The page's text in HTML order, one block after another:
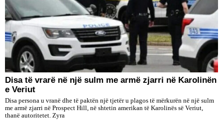
Disa të vrarë në një sulm me armë zjarri në Karolinën
e Veriut
Disa persona u vranë dhe të paktën një tjetër u plagos të mërkurën në një sulm
me armë zjarri në Prospect Hill, në shtetin amerikan të Karolinës së Veriut,
thanë autoritetet. Zyra